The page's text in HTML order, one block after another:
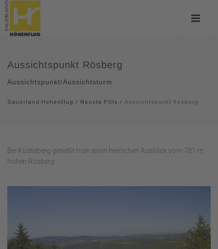
Aussichtspunkt Rösberg
Aussichtspunkt/Aussichtsturm
Sauerland-Höhenflug / Neusta POIs / Aussichtspunkt Rösberg
Bei Küstelberg genießt man einen herrlichen Ausblick vom 781 m
hohen Rösberg.